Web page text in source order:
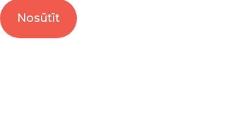
Nosūtīt